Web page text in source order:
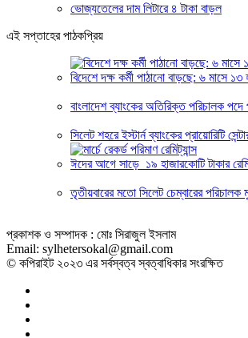
ভোজ্যতেলের দাম লিটারে ৪ টাকা বাড়ল
এই সপ্তাহের পাঠকপ্রিয়
বিদেশে দক্ষ কর্মী পাঠানো বাড়ছে: ৬ মাসে ১৩
বাংলাদেশ ব্যাংকের অতিরিক্ত পরিচালক
সিলেট শহরে ইস্টার্ন ব্যাংকের প্রায়োরিটি
ঈদের আগে সাড়ে ১৯ হাজারকোটি টাকার
তৃতীয়বারের মতো সিলেট চেম্বারের পরিচালক
প্রকাশক ও সম্পাদক : মোঃ সিরাজুল ইসলাম
Email: sylhetersokal@gmail.com
© কপিরাইট ২০২৩ এর সর্বস্বত্ব স্বত্বাধিকার সংরক্ষিত